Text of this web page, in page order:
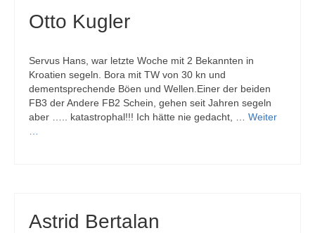
Otto Kugler
Servus Hans, war letzte Woche mit 2 Bekannten in
Kroatien segeln. Bora mit TW von 30 kn und
dementsprechende Böen und Wellen.Einer der beiden
FB3 der Andere FB2 Schein, gehen seit Jahren segeln
aber ….. katastrophal!!! Ich hätte nie gedacht, … Weiter
Astrid Bertalan